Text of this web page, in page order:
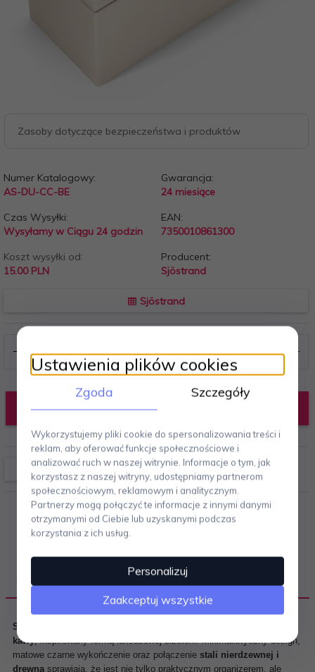
Zasoby dotyczące bezpieczeństwa i produktów
Numer Katalogowy:
AS-DU-CC-BE
Gwarancja:
24 miesiące
Czas Wysyłki:
Wysyłamy w Ciągu 24 godzin
EAN:
7350010861300
Koszt wysyłki od:
15.00 PLN
Producent:
Sjöstrand
Sjöstrand
DODAJ DO KOSZYKA
OPIS PRODUKTU
Sjöstrand Capsule Case
kawy, inspirowany formą luksusowej biżuterii. Minimalistyczny design,
matowe czarne wykończenie oraz połączenie stali nierdzewnej i
drewna sprawiają, że jest nie tylko praktycznym organizerem, ale
Ustawienia plików cookies
Zgoda Szczegóły
Wykorzystujemy pliki cookie do spersonalizowania treści i
reklam, aby oferować funkcje społecznościowe i
analizować ruch w naszej witrynie. Informacje o tym, jak
korzystasz z naszej witryny, udostępniamy partnerom
społecznościowym, reklamowym i analitycznym.
Partnerzy mogą połączyć te informacje z innymi danymi
otrzymanymi od Ciebie lub uzyskanymi podczas
korzystania z ich usług.
Personalizuj
Zaakceptuj wszystkie